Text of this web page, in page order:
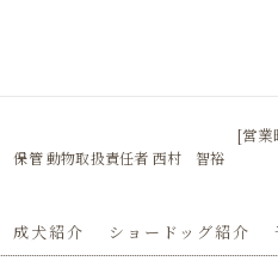
保管 動物取扱責任者 西村 智裕
[営業
成犬紹介 ショードッグ紹介